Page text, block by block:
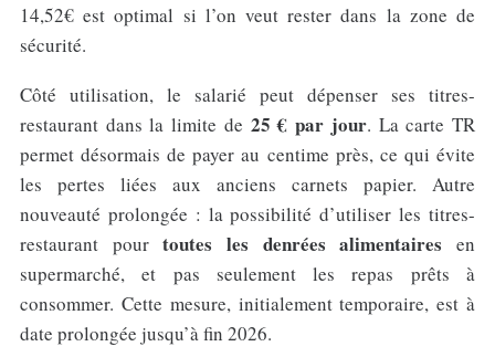
14,52€ est optimal si l’on veut rester dans la zone de
sécurité.
Côté utilisation, le salarié peut dépenser ses titres-
restaurant dans la limite de 25 € par jour. La carte TR
permet désormais de payer au centime près, ce qui évite
les pertes liées aux anciens carnets papier. Autre
nouveauté prolongée : la possibilité d’utiliser les titres-
restaurant pourtoutes les denrées alimentaires en
supermarché, et pas seulement les repas prêts à
consommer. Cette mesure, initialement temporaire, est à
date prolongée jusqu’à fin 2026.